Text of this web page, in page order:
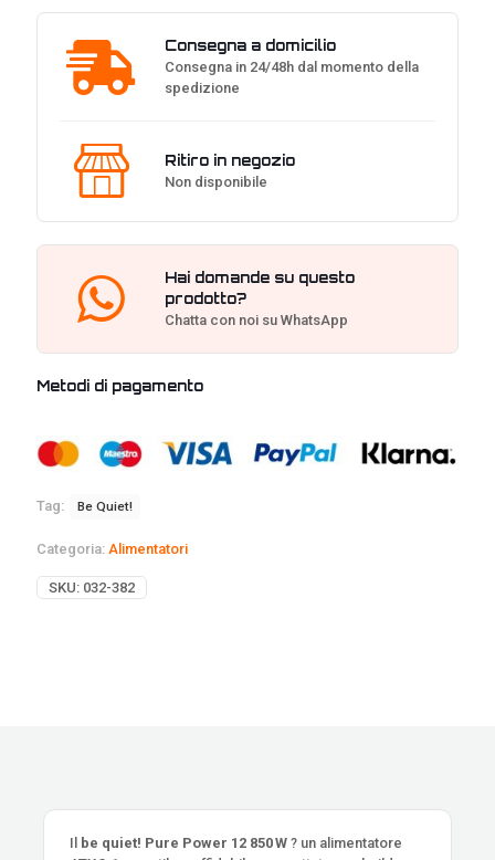
PCIe
Consegna a domicilio
Consegna in 24/48h dal momento della
spedizione
Ritiro in negozio
Non disponibile
Hai domande su questo
prodotto?
Chatta con noi su WhatsApp
Metodi di pagamento
Tag: Be Quiet!
Categoria: Alimentatori
SKU: 032-382
Il be quiet! Pure Power 12 850 W ? un alimentatore